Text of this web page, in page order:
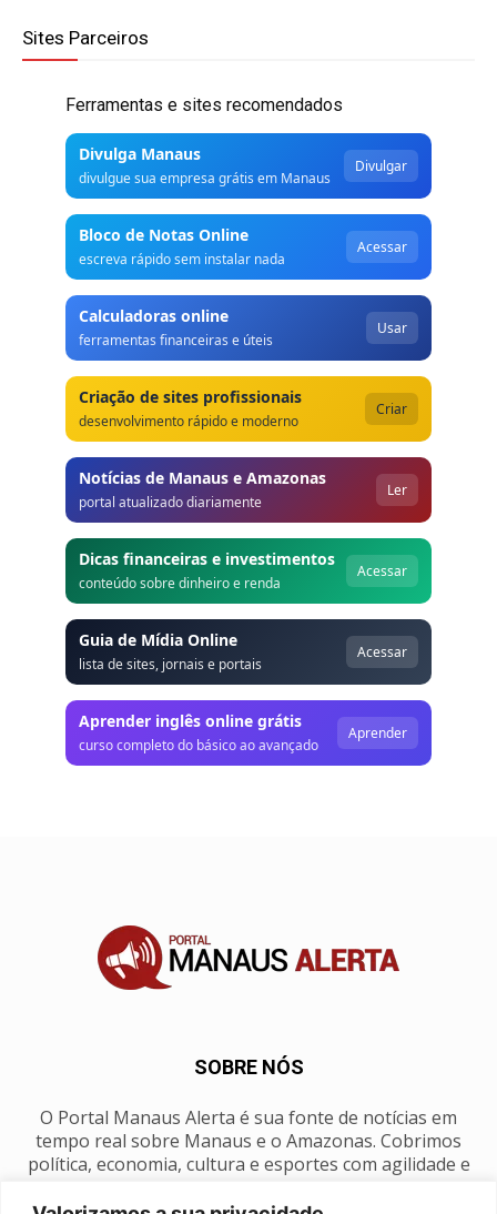
Sites Parceiros
Ferramentas e sites recomendados
Divulga Manaus
divulgue sua empresa grátis em Manaus
Divulgar
Bloco de Notas Online
escreva rápido sem instalar nada
Acessar
Calculadoras online
ferramentas financeiras e úteis
Usar
Criação de sites profissionais
desenvolvimento rápido e moderno
Criar
Notícias de Manaus e Amazonas
portal atualizado diariamente
Ler
Dicas financeiras e investimentos
conteúdo sobre dinheiro e renda
Acessar
Guia de Mídia Online
lista de sites, jornais e portais
Acessar
Aprender inglês online grátis
curso completo do básico ao avançado
Aprender
SOBRE NÓS
O Portal Manaus Alerta é sua fonte de notícias em
tempo real sobre Manaus e o Amazonas. Cobrimos
política, economia, cultura e esportes com agilidade e